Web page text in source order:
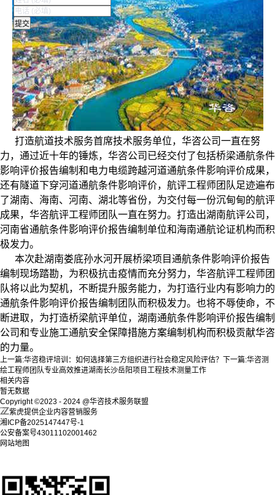
打造航道技术服务首席技术服务单位，华咨公司一直在努
力，通过近十年的锤炼，华咨公司已经交付了包括桥梁通航条件
影响评价报告编制和电力电缆跨越河道通航条件影响评价成果，
还有隧道下穿河道通航条件影响评价，航评工程师团队足迹遍布
了湖南、海南、河南、湖北等省份，为交付每一份沉甸甸的航评
成果，华咨航评工程师团队一直在努力。打造出湖南航评公司，
河南省通航条件影响评价报告编制单位和海南通航论证机构而积
极发力。
本次赴湖南娄底孙水河开展桥梁项目通航条件影响评价报告
编制现场踏勘，为积极抗击疫情而充分努力，华咨航评工程师团
队将以此为契机，不断提升服务能力，为打造行业内有影响力的
通航条件影响评价报告编制团队而积极发力。也将不辱使命，不
断进取，为打造桥梁航评单位，湖南通航条件影响评价报告编制
公司和专业施工通航安全保障措施方案编制机构而积极贡献华咨
的力量。
上一篇:华咨稳评培训：如何选择第三方组织进行社会稳定风险评估？ 下一篇:华咨测
绘工程师团队专业高效推进湖南长沙岳阳项目工程技术测量工作
相关内容
暂无数据
Copyright ©2023 - 2024 @华咨技术服务联盟
紫虎提供企业内容营销服务
湘ICP备2025147447号-1
公安备案号43011102001462
网站地图